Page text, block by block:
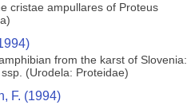
cristae ampullares of Proteus
from the karst of Slovenia:
(Urodela: Proteidae)
F. (1994)